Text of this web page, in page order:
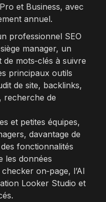
et Business, avec
annuel.​
professionnel SEO
manager, un
mots‑clés à suivre
principaux outils
de site, backlinks,
recherche de
et petites équipes,
davantage de
fonctionnalités
les données
on‑page, l’AI
Looker Studio et